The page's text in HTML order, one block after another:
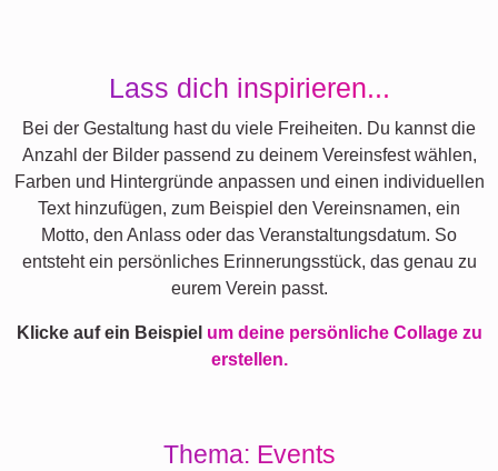
Lass dich inspirieren...
Bei der Gestaltung hast du viele Freiheiten. Du kannst die
Anzahl der Bilder passend zu deinem Vereinsfest wählen,
Farben und Hintergründe anpassen und einen individuellen
Text hinzufügen, zum Beispiel den Vereinsnamen, ein
Motto, den Anlass oder das Veranstaltungsdatum. So
entsteht ein persönliches Erinnerungsstück, das genau zu
eurem Verein passt.
Klicke auf ein Beispiel um deine persönliche Collage zu
erstellen.
Thema: Events